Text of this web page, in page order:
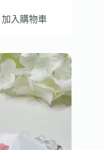
加入購物車